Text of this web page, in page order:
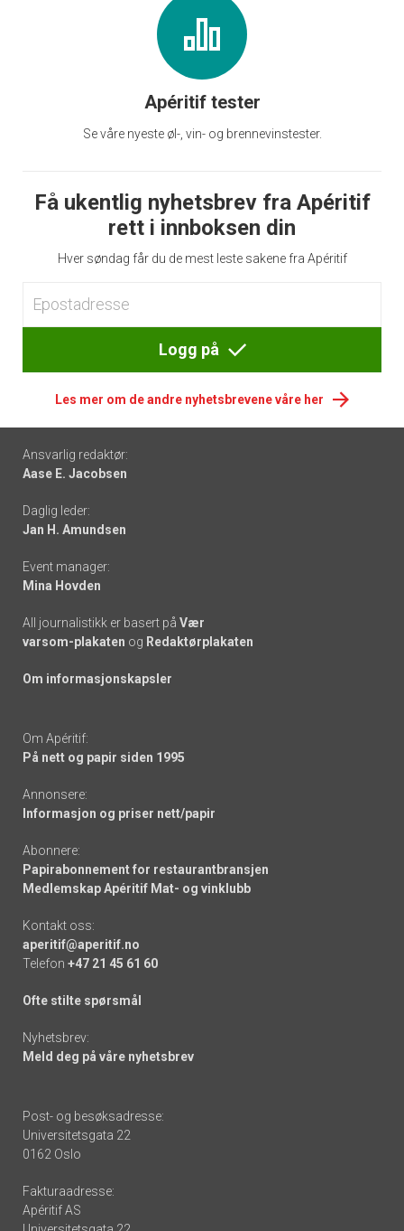
Apéritif tester
Se våre nyeste øl-, vin- og brennevinstester.
Få ukentlig nyhetsbrev fra Apéritif
rett i innboksen din
Hver søndag får du de mest leste sakene fra Apéritif
Logg på
Les mer om de andre nyhetsbrevene våre her
Footer
-
links
Ansvarlig redaktør:
Aase E. Jacobsen
Daglig leder:
Jan H. Amundsen
Event manager:
Mina Hovden
All journalistikk er basert på Vær
varsom-plakaten og Redaktørplakaten
Om informasjonskapsler
Om Apéritif:
På nett og papir siden 1995
Annonsere:
Informasjon og priser nett/papir
Abonnere:
Papirabonnement for restaurantbransjen
Medlemskap Apéritif Mat- og vinklubb
Kontakt oss:
aperitif@aperitif.no
Telefon +47 21 45 61 60
Ofte stilte spørsmål
Nyhetsbrev:
Meld deg på våre nyhetsbrev
Post- og besøksadresse:
Universitetsgata 22
0162 Oslo
Fakturaadresse:
Apéritif AS